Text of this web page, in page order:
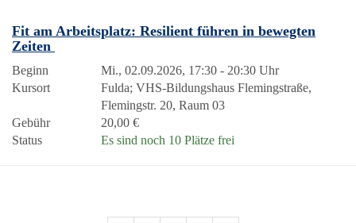
Fit am Arbeitsplatz: Resilient führen in bewegten
Zeiten
Beginn
Mi., 02.09.2026, 17:30 - 20:30 Uhr
Kursort
Fulda; VHS-Bildungshaus Flemingstraße,
Flemingstr. 20, Raum 03
Gebühr
20,00 €
Status
Es sind noch 10 Plätze frei